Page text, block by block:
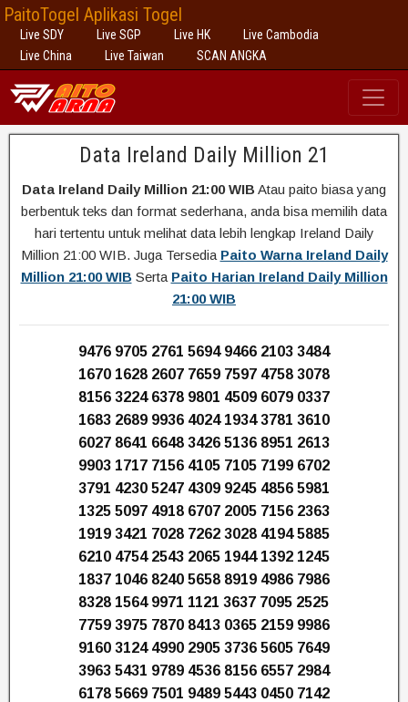
PaitoTogel Aplikasi Togel
Live SDY Live SGP Live HK
Live Cambodia
Live China
Live Taiwan SCAN ANGKA
Data Ireland Daily Million 21
Data Ireland Daily Million 21:00 WIB Atau paito biasa yang
berbentuk teks dan format sederhana, anda bisa memilih data
hari tertentu untuk melihat data lebih lengkap Ireland Daily
Million 21:00 WIB. Juga Tersedia Paito Warna Ireland Daily
Million 21:00 WIB Serta Paito Harian Ireland Daily Million
21:00 WIB
9476 9705 2761 5694 9466 2103 3484
1670 1628 2607 7659 7597 4758 3078
8156 3224 6378 9801 4509 6079 0337
1683 2689 9936 4024 1934 3781 3610
6027 8641 6648 3426 5136 8951 2613
9903 1717 7156 4105 7105 7199 6702
3791 4230 5247 4309 9245 4856 5981
1325 5097 4918 6707 2005 7156 2363
1919 3421 7028 7262 3028 4194 5885
6210 4754 2543 2065 1944 1392 1245
1837 1046 8240 5658 8919 4986 7986
8328 1564 9971 1121 3637 7095 2525
7759 3975 7870 8413 0365 2159 9986
9160 3124 4990 2905 3736 5605 7649
3963 5431 9789 4536 8156 6557 2984
6178 5669 7501 9489 5443 0450 7142